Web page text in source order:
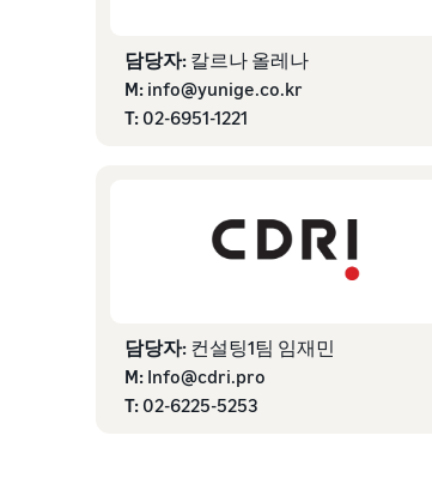
담당자: 칼르나 올레나
M: info@yunige.co.kr
T: 02-6951-1221
담당자: 컨설팅1팀 임재민
M: Info@cdri.pro
T: 02-6225-5253